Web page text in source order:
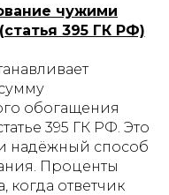
чужими
395 ГК РФ)
обогащения
395 ГК РФ. Это
надёжный способ
Проценты
когда ответчик